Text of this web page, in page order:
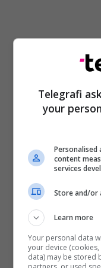
Telegrafi
your
Personalised
content
services
Store and/or
Learn more
Your personal data
your device
data) may be stored